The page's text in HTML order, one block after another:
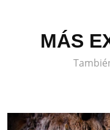
MÁS